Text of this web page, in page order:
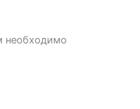
необходимо